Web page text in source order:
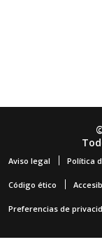
Aviso legal Política
Código ético
Preferencias de